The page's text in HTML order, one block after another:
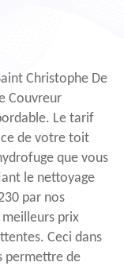
Christophe De
Couvreur
Le tarif
de votre toit
que vous
le nettoyage
par nos
prix
Ceci dans
permettre de